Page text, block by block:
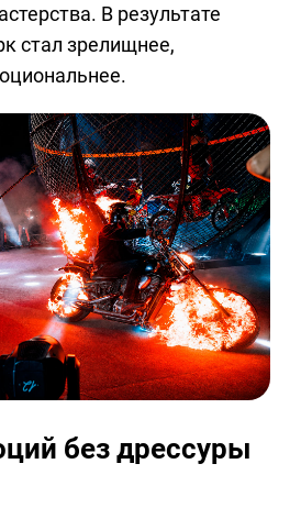
В результате
стал зрелищнее,
без дрессуры